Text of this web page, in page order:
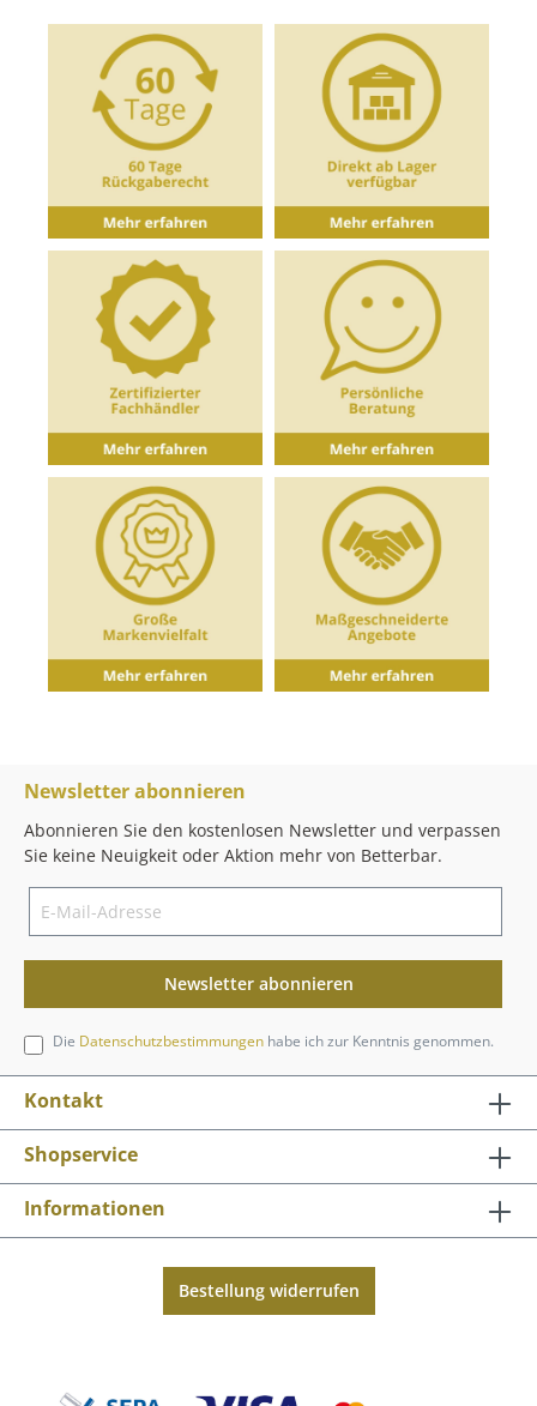
Newsletter abonnieren
Abonnieren Sie den kostenlosen Newsletter und verpassen
Sie keine Neuigkeit oder Aktion mehr von Betterbar.
Newsletter abonnieren
Die Datenschutzbestimmungen habe ich zur Kenntnis genommen.
Kontakt
Shopservice
Informationen
Bestellung widerrufen